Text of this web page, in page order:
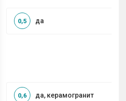
да
0,5
да, керамогранит
0,6